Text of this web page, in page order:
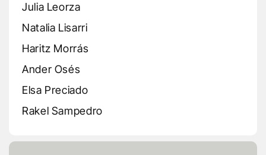
Julia Leorza
Natalia Lisarri
Haritz Morrás
Ander Osés
Elsa Preciado
Rakel Sampedro